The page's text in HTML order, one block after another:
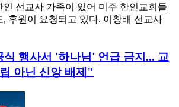
인 선교사 가족이 있어 미주 한인교회들
, 후원이 요청되고 있다. 이창배 선교사
식 행사서 '하나님' 언급 금지... 교
아닌 신앙 배제"